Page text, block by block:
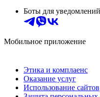
Боты для уведомлений
Мобильное приложение
Этика и комплаенс
Оказание услуг
Использование сайтов